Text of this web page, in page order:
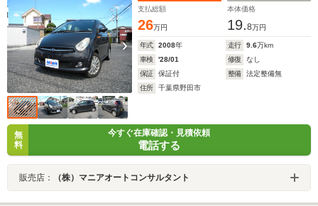
支払総額
26万円
本体価格
19.8万円
年式 2008年 走行 9.6万km
車検
'28/01 修復
なし
保証
保証付 整備
法定整備無
住所
千葉県野田市
無
料
今すぐ在庫確認・見積依頼
電話する
販売店： （株）マニアオートコンサルタント